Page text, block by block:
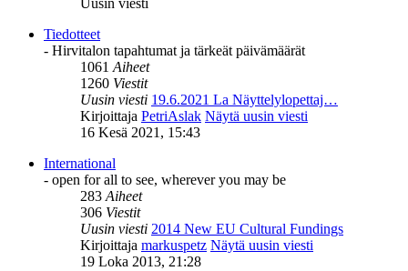
Uusin viesti
Tiedotteet
- Hirvitalon tapahtumat ja tärkeät päivämäärät
1061Aiheet
1260 Viestit
Uusin viesti 19.6.2021 La Näyttelylopettaj…
Kirjoittaja PetriAslak Näytä uusin viesti
16 Kesä 2021, 15:43
International
- open for all to see, wherever you may be
283Aiheet
306 Viestit
Uusin viesti 2014 New EU Cultural Fundings
Kirjoittaja markuspetz Näytä uusin viesti
19 Loka 2013, 21:28